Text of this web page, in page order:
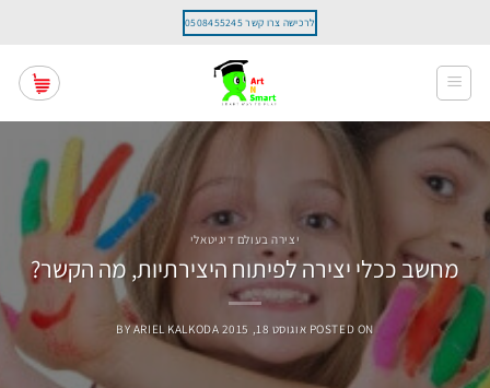
content
לרכישה צרו קשר 0508455245
יצירה בעולם דיגיטאלי
מחשב ככלי יצירה לפיתוח היצירתיות, מה הקשר?
POSTED ON אוגוסט 18, 2015 BYARIEL KALKODA